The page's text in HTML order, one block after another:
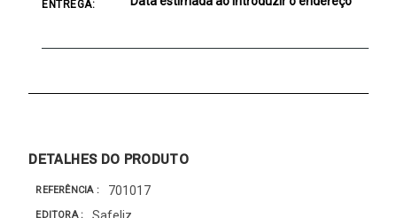
ENTREGA:
DETALHES DO PRODUTO
REFERÊNCIA 701017
EDITORA Safeliz